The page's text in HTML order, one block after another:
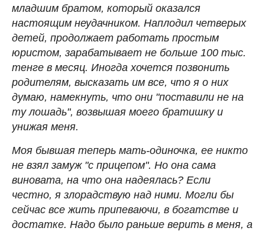
младшим братом, который оказался
настоящим неудачником. Наплодил четверых
детей, продолжает работать простым
юристом, зарабатывает не больше 100 тыс.
тенге в месяц. Иногда хочется позвонить
родителям, высказать им все, что я о них
думаю, намекнуть, что они "поставили не на
ту лошадь", возвышая моего братишку и
унижая меня.
Моя бывшая теперь мать-одиночка, ее никто
не взял замуж "с прицепом". Но она сама
виновата, на что она надеялась? Если
честно, я злорадствую над ними. Могли бы
сейчас все жить припеваючи, в богатстве и
достатке. Надо было раньше верить в меня, а